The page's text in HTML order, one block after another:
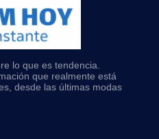
lo que es tendencia.
que realmente está
desde las últimas modas